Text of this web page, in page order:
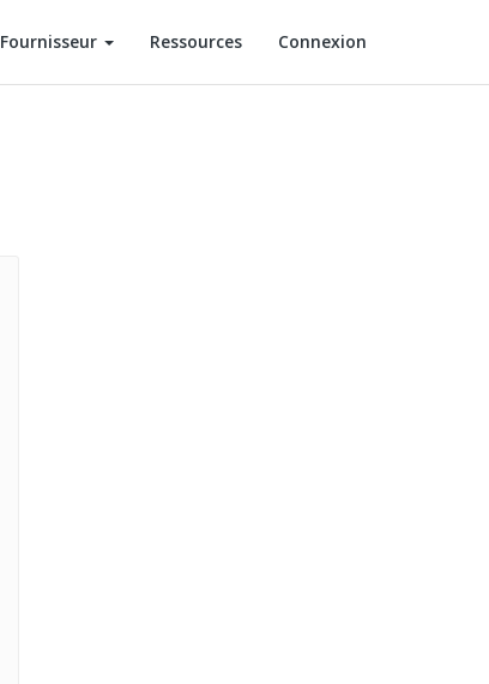
Fournisseur Ressources Connexion